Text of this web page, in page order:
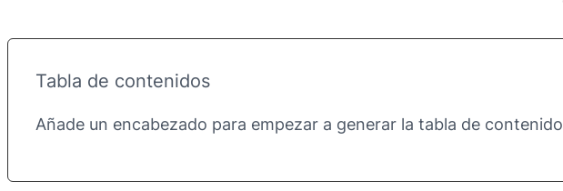
Tabla de contenidos
Añade un encabezado para empezar a generar la tabla de contenido